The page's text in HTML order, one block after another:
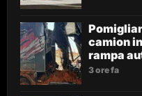
camion
rampa
3 ore fa